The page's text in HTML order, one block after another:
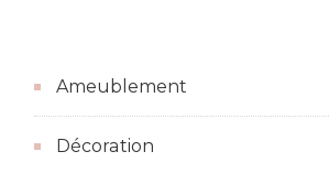
Ameublement
Décoration